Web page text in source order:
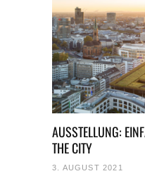
AUSSTELLUNG:
THE CITY
3. AUGUST 2021